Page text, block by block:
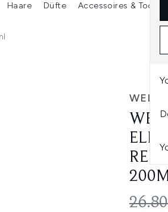
(Beauty Box) Untermenü Anmelden (Make-Up) Untermenü Anmelden (Hautpflege)
Haare
Untermenü Anmelden (Haare)
Düfte Accessoires & Tools
Conditioner 200ml